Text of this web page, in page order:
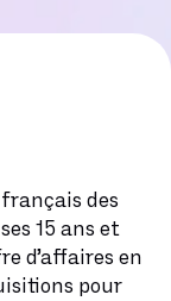
des
15 ans et
d’affaires en
pour